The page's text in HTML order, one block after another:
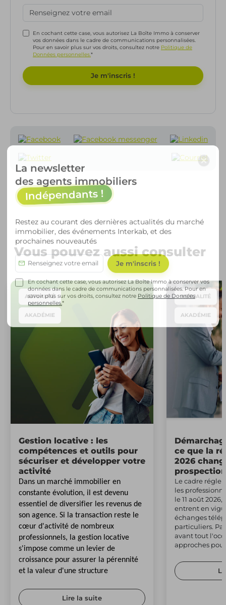
En cochant cette case, vous autorisez La Boîte Immo à conserver
vos données dans le cadre de communications personnalisées.
Pour en savoir plus sur vos droits, consultez notre Politique de
Données personnelles.*
Vous pouvez aussi consulter
ACTUALITÉ
AKADÉMIE
Gestion locative : les
compétences et outils pour
sécuriser et développer votre
activité
Dans un marché immobilier en
constante évolution, il est devenu
essentiel de diversifier les revenus de
son agence. Si la transaction reste le
cœur d'activité de nombreux
professionnels, la gestion locative
s'impose comme un levier de
croissance pour assurer la pérennité
et la valeur d'une structure
Lire la suite
ACTUALITÉ
AKADÉMIE
ce que la
2026
prospection
Le cadre
les
le 11 août
entrent en
échanges
particuliers.
avant tout
approches
×
La newsletter
des agents immobiliers
Indépendants !
Restez au courant des dernières actualités du marché
immobilier, des événements Interkab, et des
prochaines nouveautés
En cochant cette case, vous autorisez La Boîte Immo à conserver vos
données dans le cadre de communications personnalisées. Pour en
savoir plus sur vos droits, consultez notre Politique de Données
personnelles.*